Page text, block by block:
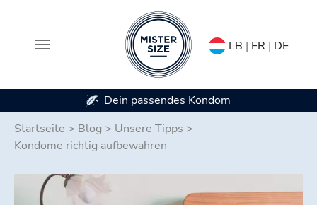
LB | FR | DE
Erhältlich in 7 Kondomgrößen
Startseite > Blog > Unsere Tipps >
Kondome richtig aufbewahren